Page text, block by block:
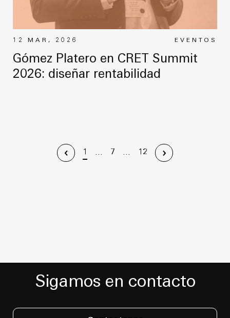
EVENTOS
12 MAR, 2026
Gómez Platero en CRET Summit
2026: diseñar rentabilidad
1 ... 7 ... 12
Sigamos en contacto